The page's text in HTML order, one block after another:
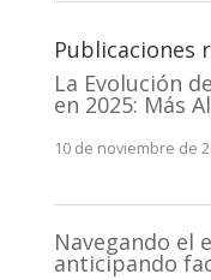
Publicaciones
La Evolución
en 2025: Más
10 de noviembre de
Navegando el
anticipando